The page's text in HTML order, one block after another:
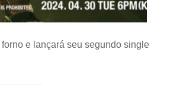
e lançará seu segundo single